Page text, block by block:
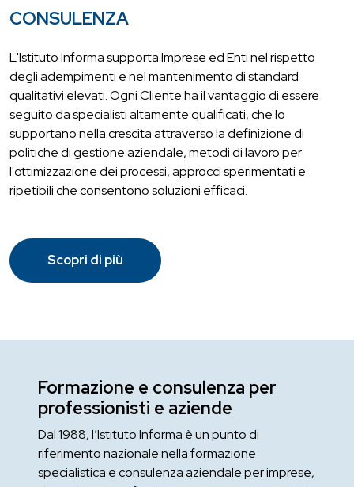
CONSULENZA
L'Istituto Informa supporta Imprese ed Enti nel rispetto
degli adempimenti e nel mantenimento di standard
qualitativi elevati. Ogni Cliente ha il vantaggio di essere
seguito da specialisti altamente qualificati, che lo
supportano nella crescita attraverso la definizione di
politiche di gestione aziendale, metodi di lavoro per
l'ottimizzazione dei processi, approcci sperimentati e
ripetibili che consentono soluzioni efficaci.
Scopri di più
Formazione e consulenza per
professionisti e aziende
Dal 1988, l’Istituto Informa è un punto di
riferimento nazionale nella formazione
specialistica e consulenza aziendale per imprese,